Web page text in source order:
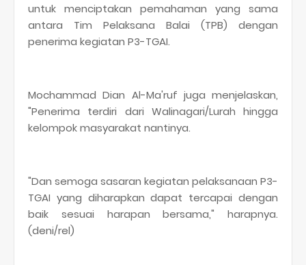
untuk menciptakan pemahaman yang sama
antara Tim Pelaksana Balai (TPB) dengan
penerima kegiatan P3-TGAI.
Mochammad Dian Al-Ma'ruf juga menjelaskan,
"Penerima terdiri dari Walinagari/Lurah hingga
kelompok masyarakat nantinya.
"Dan semoga sasaran kegiatan pelaksanaan P3-
TGAI yang diharapkan dapat tercapai dengan
baik sesuai harapan bersama," harapnya.
(deni/rel)